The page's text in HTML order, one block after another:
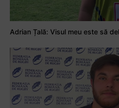
Adrian Țală: Visul meu este să